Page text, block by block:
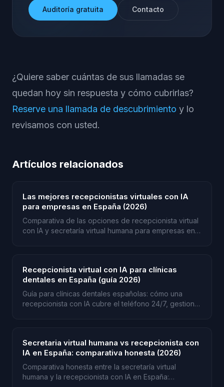
Auditoría gratuita Contacto
¿Quiere saber cuántas de sus llamadas se
quedan hoy sin respuesta y cómo cubrirlas?
Reserve una llamada de descubrimiento y lo
revisamos con usted.
Artículos relacionados
Las mejores recepcionistas virtuales con IA
para empresas en España (2026)
Comparativa de las opciones de recepcionista virtual
con IA y secretaría virtual humana para empresas en
Recepcionista virtual con IA para clínicas
dentales en España (guía 2026)
Guía para clínicas dentales españolas: cómo una
recepcionista con IA cubre el teléfono 24/7, gestiona
Secretaria virtual humana vs recepcionista con
IA en España: comparativa honesta (2026)
Comparativa honesta entre la secretaría virtual
humana y la recepcionista con IA en España: